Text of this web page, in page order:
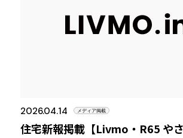
2026.04.14 メディア掲載
住宅新報掲載【Livmo・R65 や